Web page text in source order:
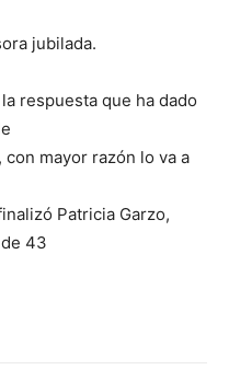
jubilada.
respuesta que ha dado
mayor razón lo va a
Patricia Garzo,
43